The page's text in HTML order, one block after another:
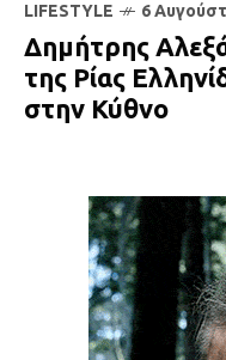
LIFESTYLE 6
Δημήτρης
της Ρίας
στην Κύθνο